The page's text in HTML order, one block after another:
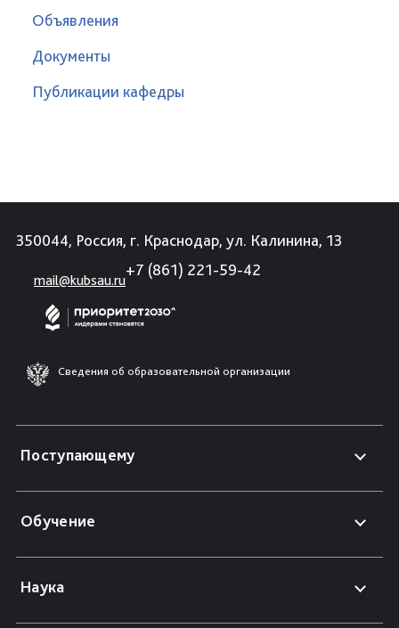
Объявления
Документы
Публикации кафедры
350044, Россия, г. Краснодар, ул. Калинина, 13
mail@kubsau.ru
+7 (861) 221-59-42
Сведения об образовательной организации
Поступающему
Обучение
Наука